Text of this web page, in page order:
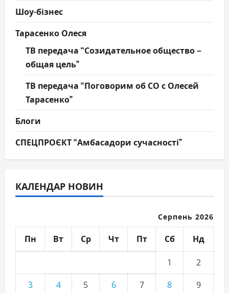
Шоу-бізнес
Тарасенко Олеся
ТВ передача “Созидательное общество –
общая цель”
ТВ передача “Поговорим об СО с Олесей
Тарасенко”
Блоги
СПЕЦПРОЄКТ “Амбасадори сучасності”
КАЛЕНДАР НОВИН
Серпень 2026
Пн Вт Ср Чт Пт Сб Нд
1
2
3
4 5 6 7 8
9